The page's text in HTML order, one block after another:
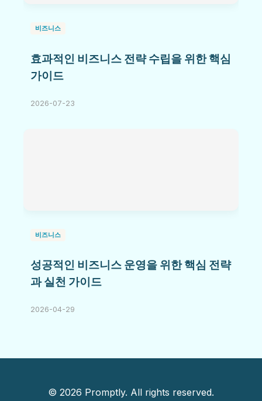
비즈니스
효과적인 비즈니스 전략 수립을 위한 핵심
가이드
2026-07-23
비즈니스
성공적인 비즈니스 운영을 위한 핵심 전략
과 실천 가이드
2026-04-29
© 2026 Promptly. All rights reserved.